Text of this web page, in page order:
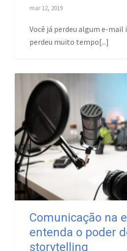
mar 12, 2019
Você já perdeu algum e-
perdeu muito tempo[...]
Comunicação na
entenda o poder
storytelling